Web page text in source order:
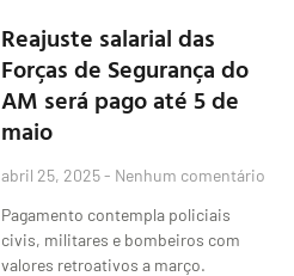
Reajuste salarial das
Forças de Segurança do
AM será pago até 5 de
maio
abril 25, 2025 Nenhum comentário
Pagamento contempla policiais
civis, militares e bombeiros com
valores retroativos a março.